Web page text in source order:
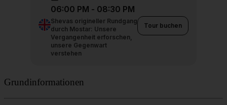
Grundinformationen